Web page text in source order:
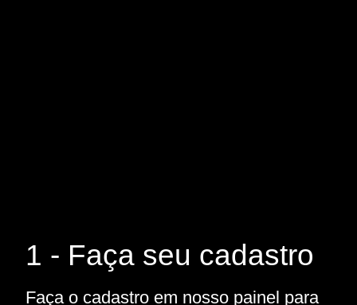
1 - Faça seu cadastro
Faça o cadastro em nosso painel para